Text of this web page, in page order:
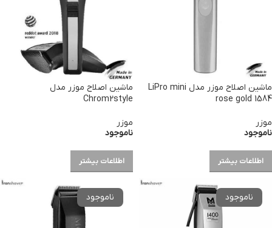
ماشین اصلاح موزر مدل LiPro mini
rose gold 1584
موزر
ناموجود
اطلاعات بیشتر
ماشین اصلاح موزر مدل
Chrom2style
موزر
ناموجود
اطلاعات بیشتر